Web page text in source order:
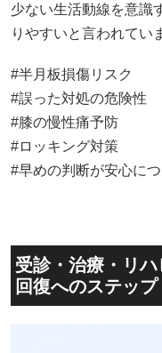
少ない生活動線を意識
りやすいと言われてい
#半月板損傷リスク
#誤った対処の危険性
#膝の慢性痛予防
#ロッキング対策
#早めの判断が安心に
受診・治療・リ
回復へのステップ